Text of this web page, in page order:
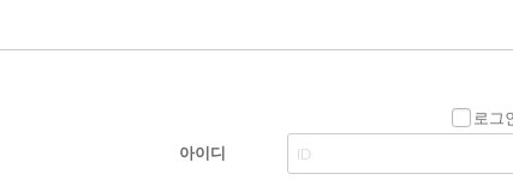
로그
아이디